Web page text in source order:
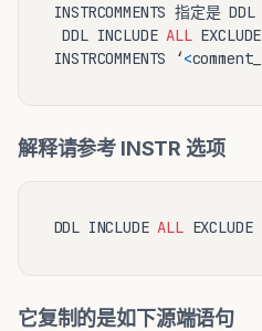
INSTRCOMMENTS 指定是
DDL INCLUDE ALL
INSTRCOMMENTS ‘<
解释请参考 INSTR 选项
DDL INCLUDE ALL EXCLUDE
它复制的是如下源端语句